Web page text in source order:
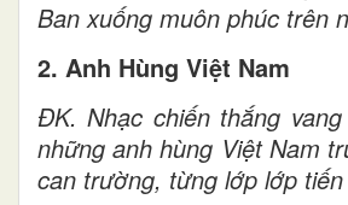
Ban xuống muôn phúc trên
2. Anh Hùng Việt Nam
ĐK. Nhạc chiến thắng
những anh hùng Việt Nam
can trường, từng lớp lớp